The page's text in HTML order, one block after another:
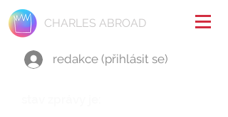
CHARLES ABROAD
redakce (přihlásit se)